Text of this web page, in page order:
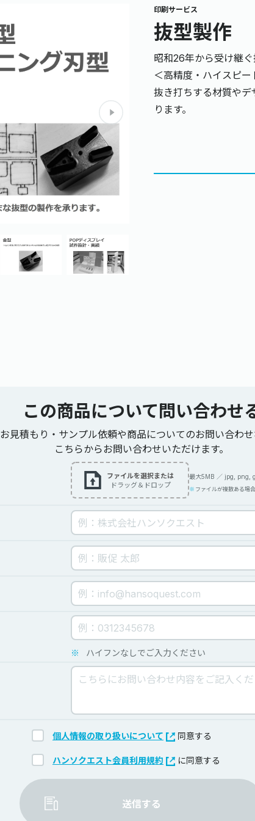
印刷サービス
抜型製作
昭和26年から受け継
＜高精度・ハイスピー
抜き打ちする材質や
ります。
この商品について 問い合わせ
お見積もり・サンプル依頼や商品についてのお問い合わ
こちらからお問い合わせいただけます。
ファイルを選択または
ドラッグ＆ドロップ
最大5MB ／ jpg, png,
ファイルが複数ある場
※ ハイフンなしでご入力ください
個人情報の取り扱いについて 同意する
ハンソクエスト会員利用規約 に同意する
送信する